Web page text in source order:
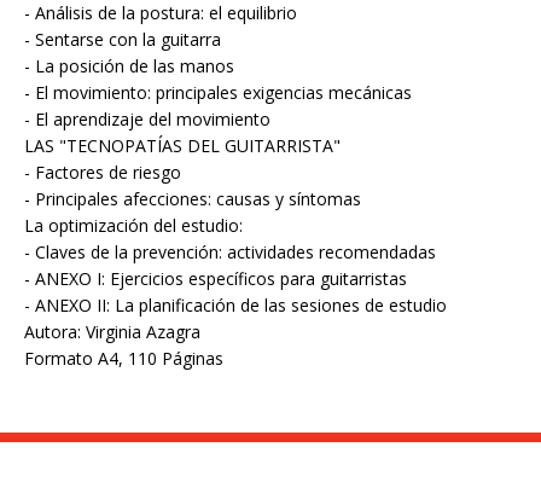
- Análisis de la postura: el equilibrio
- Sentarse con la guitarra
- La posición de las manos
- El movimiento: principales exigencias mecánicas
- El aprendizaje del movimiento
LAS "TECNOPATÍAS DEL GUITARRISTA"
- Factores de riesgo
- Principales afecciones: causas y síntomas
La optimización del estudio:
- Claves de la prevención: actividades recomendadas
- ANEXO I: Ejercicios específicos para guitarristas
- ANEXO II: La planificación de las sesiones de estudio
Autora: Virginia Azagra
Formato A4, 110 Páginas